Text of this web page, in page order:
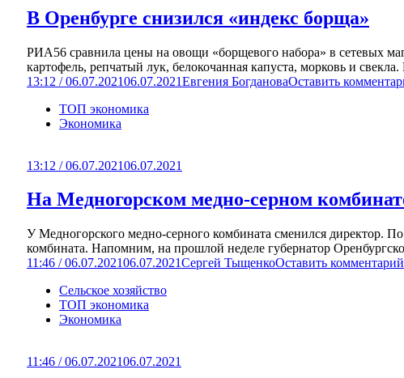
В Оренбурге снизился «индекс борща»
РИА56 сравнила цены на овощи «борщевого набора» в сетевых
картофель, репчатый лук, белокочанная капуста, морковь и
13:12 / 06.07.202106.07.2021Евгения БогдановаОставить
ТОП экономика
Экономика
13:12 / 06.07.202106.07.2021
На Медногорском медно-серном
У Медногорского медно-серного комбината сменился директор.
комбината. Напомним, на прошлой неделе губернатор
11:46 / 06.07.202106.07.2021Сергей ТыщенкоОставить комментарий
Сельское хозяйство
ТОП экономика
Экономика
11:46 / 06.07.202106.07.2021